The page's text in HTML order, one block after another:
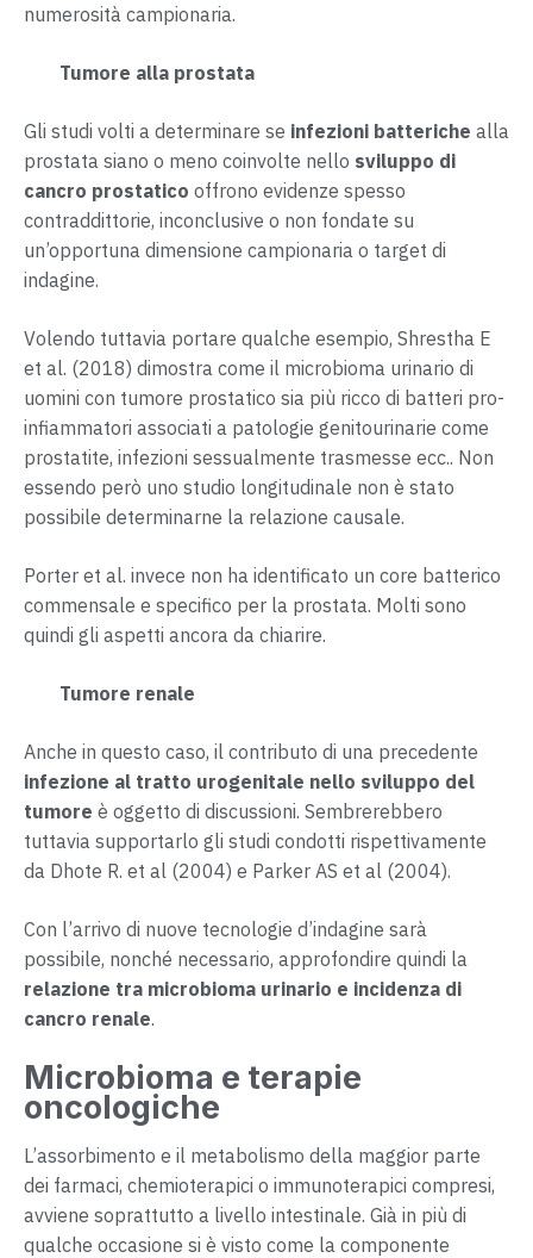
numerosità campionaria.
Tumore alla prostata
Gli studi volti a determinare se infezioni batteriche alla
prostata siano o meno coinvolte nello sviluppo di
cancro prostatico offrono evidenze spesso
contraddittorie, inconclusive o non fondate su
un’opportuna dimensione campionaria o target di
indagine.
Volendo tuttavia portare qualche esempio, Shrestha E
et al. (2018) dimostra come il microbioma urinario di
uomini con tumore prostatico sia più ricco di batteri pro-
infiammatori associati a patologie genitourinarie come
prostatite, infezioni sessualmente trasmesse ecc.. Non
essendo però uno studio longitudinale non è stato
possibile determinarne la relazione causale.
Porter et al. invece non ha identificato un core batterico
commensale e specifico per la prostata. Molti sono
quindi gli aspetti ancora da chiarire.
Tumore renale
Anche in questo caso, il contributo di una precedente
infezione al tratto urogenitale nello sviluppo del
tumore è oggetto di discussioni. Sembrerebbero
tuttavia supportarlo gli studi condotti rispettivamente
da Dhote R. et al (2004) e Parker AS et al (2004).
Con l’arrivo di nuove tecnologie d’indagine sarà
possibile, nonché necessario, approfondire quindi la
relazione tra microbioma urinario e incidenza di
cancro renale.
Microbioma e terapie
oncologiche
L’assorbimento e il metabolismo della maggior parte
dei farmaci, chemioterapici o immunoterapici compresi,
avviene soprattutto a livello intestinale. Già in più di
qualche occasione si è visto come la componente